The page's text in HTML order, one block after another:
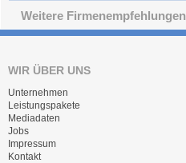
Weitere Firmenempfehlungen
WIR ÜBER UNS
Unternehmen
Leistungspakete
Mediadaten
Jobs
Impressum
Kontakt